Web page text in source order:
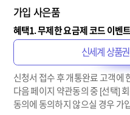
가입 사은품
혜택1. 무제한 요금제 코드 이벤트
신세계 상품
신청서 접수 후 개통완료 고객에
다음 페이지 약관동의 중 [선택]
동의에 동의하지 않으실 경우 가